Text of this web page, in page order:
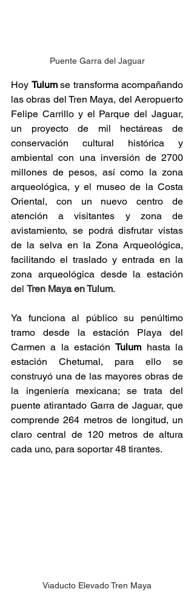
Puente Garra del Jaguar
Hoy Tulum se transforma acompañando
las obras del Tren Maya, del Aeropuerto
Felipe Carrillo y el Parque del Jaguar,
un proyecto de mil hectáreas de
conservación cultural histórica y
ambiental con una inversión de 2700
millones de pesos, así como la zona
arqueológica, y el museo de la Costa
Oriental, con un nuevo centro de
atención a visitantes y zona de
avistamiento, se podrá disfrutar vistas
de la selva en la Zona Arqueológica,
facilitando el traslado y entrada en la
zona arqueológica desde la estación
del Tren Maya en Tulum.
Ya funciona al público su penúltimo
tramo desde la estación Playa del
Carmen a la estación Tulum hasta la
estación Chetumal, para ello se
construyó una de las mayores obras de
la ingeniería mexicana; se trata del
puente atirantado Garra de Jaguar, que
comprende 264 metros de longitud, un
claro central de 120 metros de altura
cada uno, para soportar 48 tirantes.
Viaducto Elevado Tren Maya